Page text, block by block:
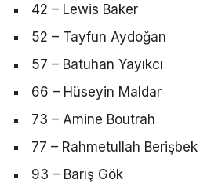
42 – Lewis Baker
52 – Tayfun Aydoğan
57 – Batuhan Yayıkcı
66 – Hüseyin Maldar
73 – Amine Boutrah
77 – Rahmetullah Berişbek
93 – Barış Gök